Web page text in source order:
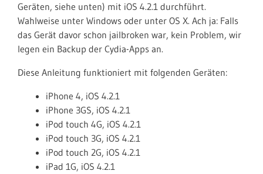
Geräten, siehe unten) mit iOS 4.2.1 durchführt.
Wahlweise unter Windows oder unter OS X. Ach ja: Falls
das Gerät davor schon jailbroken war, kein Problem, wir
legen ein Backup der Cydia-Apps an.
Diese Anleitung funktioniert mit folgenden Geräten:
iPhone 4, iOS 4.2.1
iPhone 3GS, iOS 4.2.1
iPod touch 4G, iOS 4.2.1
iPod touch 3G, iOS 4.2.1
iPod touch 2G, iOS 4.2.1
iPad 1G, iOS 4.2.1